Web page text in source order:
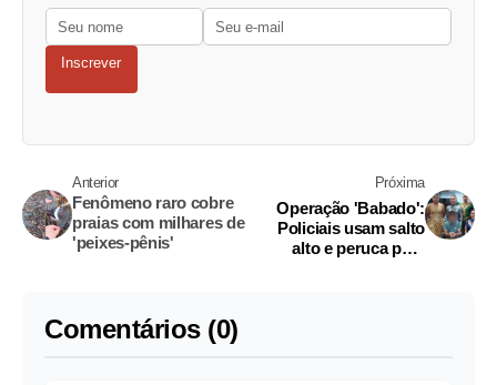
Inscrever
Anterior
Fenômeno raro cobre
praias com milhares de
'peixes-pênis'
Próxima
Operação 'Babado':
Policiais usam salto
alto e peruca para
Comentários (0)